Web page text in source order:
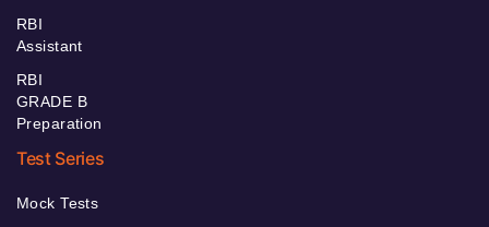
RBI
Assistant
RBI
GRADE B
Preparation
Test Series
Mock Tests